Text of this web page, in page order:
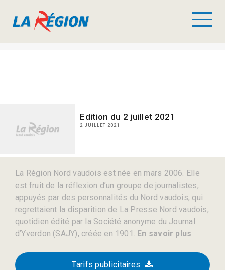
Edition du 2 juillet 2021
2 JUILLET 2021
La Région Nord vaudois est née en mars 2006. Elle
est fruit de la réflexion d’un groupe de journalistes,
appuyés par des personnalités du Nord vaudois, qui
regrettaient la disparition de La Presse Nord vaudois,
quotidien édité par la Société anonyme du Journal
d’Yverdon (SAJY), créée en 1901. En savoir plus
Tarifs publicitaires